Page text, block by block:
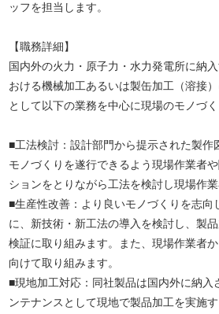
ッフを担当します。
【職務詳細】
国内外の火力・原子力・水力発電所に納
おける機械加工あるいは製缶加工（溶接
として以下の業務を中心に現場のモノづく
■工法検討：設計部門から提示された製作
モノづくりを遂行できるよう現場作業者
ションをとりながら工法を検討し現場作業
■生産性改善：より良いモノづくりを志向
に、新技術・新工法の導入を検討し、製
検証に取り組みます。また、現場作業者
向けて取り組みます。
■現地加工対応：同社製品は国内外に納入
ンテナンスとして現地で製品加工を実施